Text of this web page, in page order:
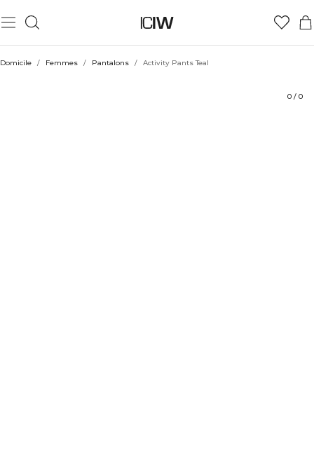
Domicile / Femmes / Pantalons / Activity Pants Teal
0 / 0